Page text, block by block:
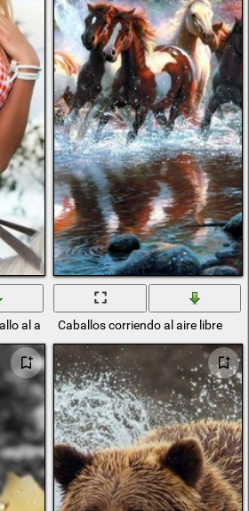
al aire libreCaballos corriendo al aire libre